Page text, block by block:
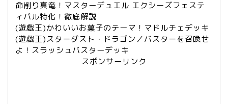
命削り真竜！マスターデュエル エクシーズフェステ
ィバル特化！徹底解説
(遊戯王)かわいいお菓子のテーマ！マドルチェデッキ
(遊戯王)スターダスト・ドラゴン／バスターを召喚せ
よ！スラッシュバスターデッキ
スポンサーリンク